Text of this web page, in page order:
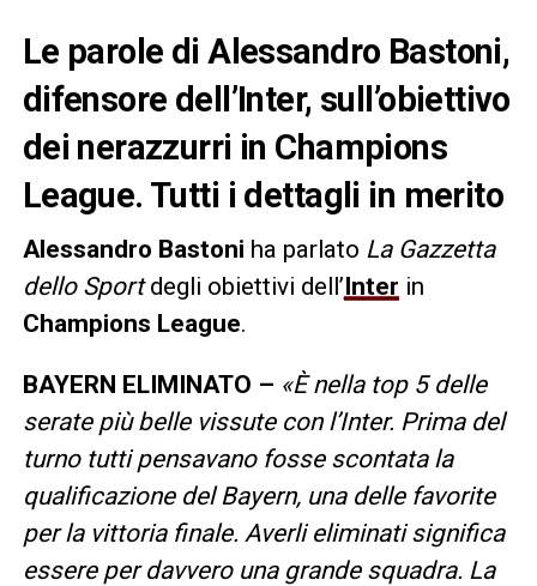
Le parole di Alessandro Bastoni,
difensore dell’Inter, sull’obiettivo
dei nerazzurri in Champions
League. Tutti i dettagli in merito
Alessandro Bastoni ha parlato La Gazzetta
dello Sportdegli obiettivi dell’Inter in
Champions League.
BAYERN ELIMINATO – «È nella top 5 delle
serate più belle vissute con l’Inter. Prima del
turno tutti pensavano fosse scontata la
qualificazione del Bayern, una delle favorite
per la vittoria finale. Averli eliminati significa
essere per davvero una grande squadra. La